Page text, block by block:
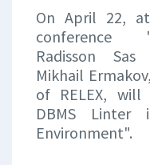
On April 22,
conference
Radisson Sas
Mikhail
of RELEX,
DBMS Linter
Environment".